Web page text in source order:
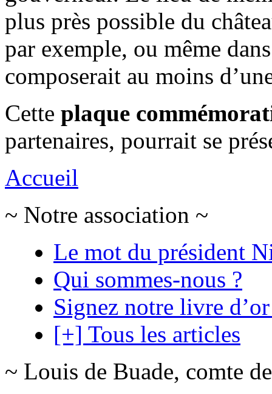
plus près possible du
par exemple, ou même
composerait au moins
Cette plaque
partenaires, pourrait se
Accueil
~ Notre association ~
Le mot du président
Qui sommes-nous ?
Signez notre livre
[+] Tous les articles
~ Louis de Buade, comte